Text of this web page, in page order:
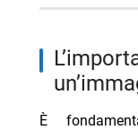
l’importanza di offrire
È